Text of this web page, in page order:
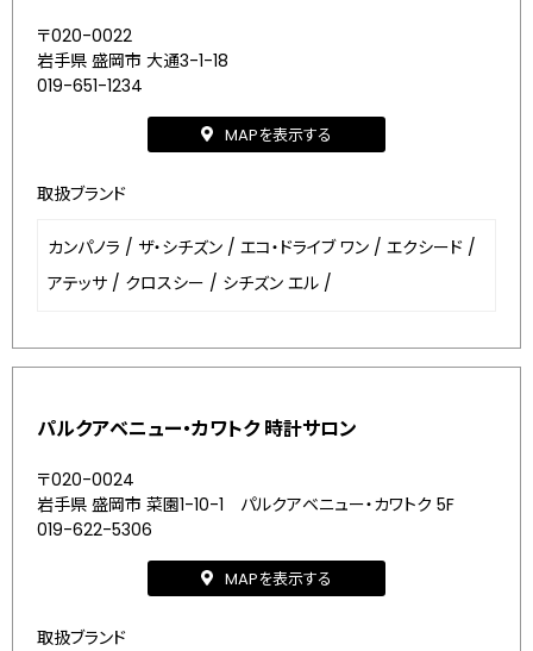
〒020-0022
岩手県 盛岡市 大通3-1-18
019-651-1234
MAPを表示する
取扱ブランド
カンパノラ / ザ・シチズン / エコ・ドライブ ワン / エクシード /
アテッサ / クロスシー / シチズン エル /
パルクアベニュー・カワトク 時計サロン
〒020-0024
岩手県 盛岡市 菜園1-10-1 パルクアベニュー・カワトク 5F
019-622-5306
MAPを表示する
取扱ブランド